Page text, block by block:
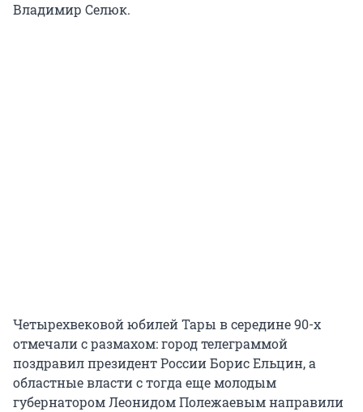
Владимир Селюк.
Четырехвековой юбилей Тары в середине 90-х
отмечали с размахом: город телеграммой
поздравил президент России Борис Ельцин, а
областные власти с тогда еще молодым
губернатором Леонидом Полежаевым направили